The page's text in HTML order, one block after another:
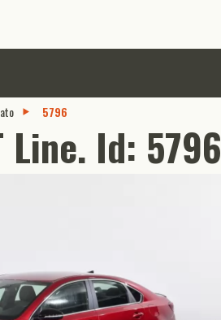
5796
Line. Id: 5796